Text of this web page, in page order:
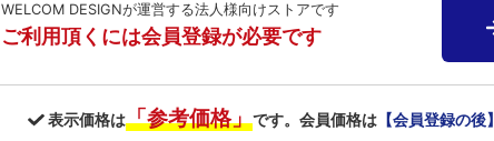
WELCOM DESIGNが運営する法人様向けストアです
ご利用頂くには会員登録が必要です
表示価格は「参考価格」です。会員価格は【会員登録の後】